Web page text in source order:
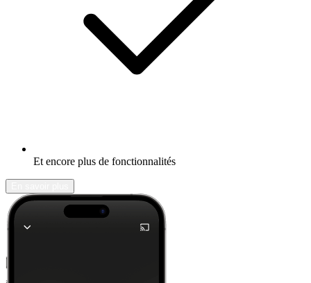
Et encore plus de fonctionnalités